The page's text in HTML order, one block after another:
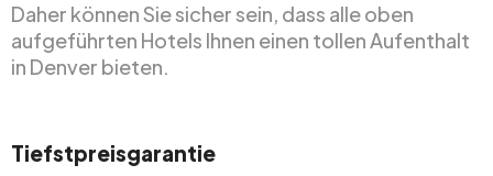
Daher können Sie sicher sein, dass alle oben
aufgeführten Hotels Ihnen einen tollen Aufenthalt
in Denver bieten.
Tiefstpreisgarantie